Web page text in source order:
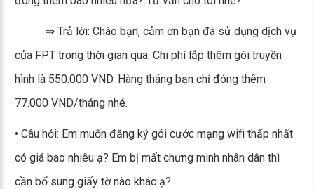
⇒ Trả lời: Chào bạn, cảm ơn bạn đã sử dụng dịch vụ
của FPT trong thời gian qua. Chi phí lắp thêm gói truyền
hình là 550.000 VND. Hàng tháng bạn chỉ đóng thêm
77.000 VND/tháng nhé.
• Câu hỏi: Em muốn đăng ký gói cước mạng wifi thấp nhất
có giá bao nhiêu ạ? Em bị mất chưng minh nhân dân thì
cần bổ sung giấy tờ nào khác ạ?